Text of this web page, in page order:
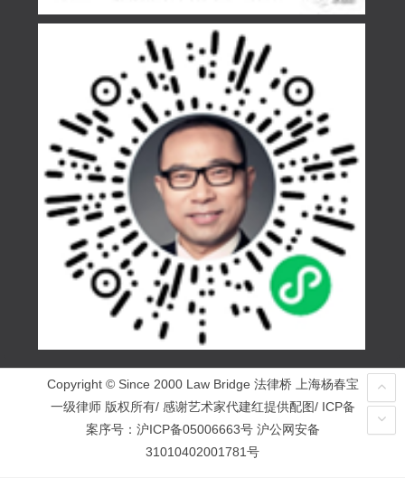
Copyright © Since 2000 Law Bridge 法律桥 上海杨春宝
一级律师 版权所有/ 感谢艺术家代建红提供配图/ ICP备
案序号： 沪ICP备05006663号 沪公网安备
31010402001781号